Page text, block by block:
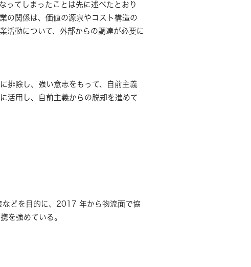
ってしまったことは先に述べたとおり
の関係は、価値の源泉やコスト構造の
活動について、外部からの調達が必要に
排除し、強い意志をもって、自前主義
活用し、自前主義からの脱却を進めて
などを目的に、2017 年から物流面で協
を強めている。